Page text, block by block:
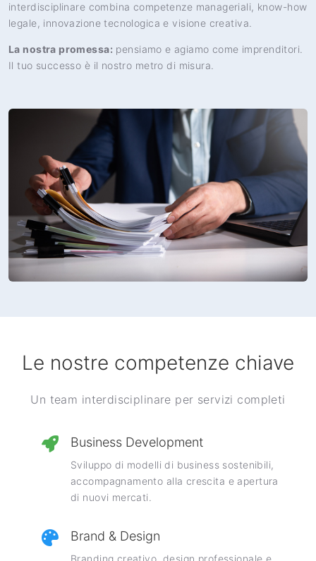
interdisciplinare combina competenze manageriali, know-how
legale, innovazione tecnologica e visione creativa.
La nostra promessa: pensiamo e agiamo come imprenditori.
Il tuo successo è il nostro metro di misura.
Le nostre competenze chiave
Un team interdisciplinare per servizi completi
Business Development
Sviluppo di modelli di business sostenibili,
accompagnamento alla crescita e apertura
di nuovi mercati.
Brand & Design